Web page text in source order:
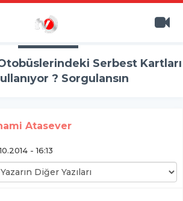
Serbest Kartları
? Sorgulansın
Atasever
- 16:13